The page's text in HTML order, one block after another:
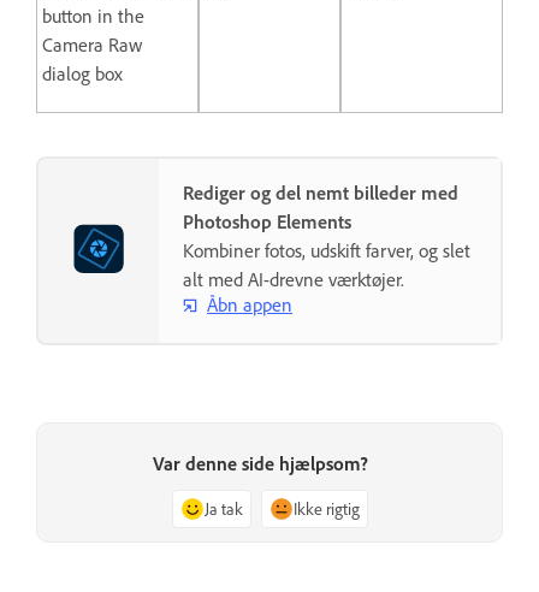
button in the
Camera Raw
dialog box
Rediger og del nemt billeder med
Photoshop Elements
Kombiner fotos, udskift farver, og slet
alt med AI-drevne værktøjer.
Åbn appen
Var denne side hjælpsom?
Ja tak Ikke rigtig